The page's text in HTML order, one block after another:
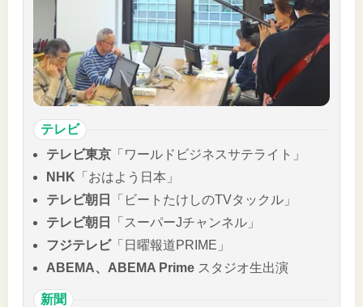
テレビ
テレビ東京 「ワールドビジネスサテライト」
NHK 「おはよう日本」
テレビ朝日
「ビートたけしのTVタックル」
テレビ朝日
「スーパーJチャンネル」
フジテレビ「日曜報道PRIME」
ABEMA、ABEMA Prime スタジオ生出演
新聞